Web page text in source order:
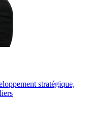
stratégique,